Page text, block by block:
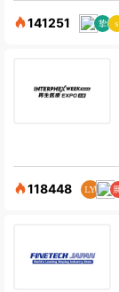
141251
118448